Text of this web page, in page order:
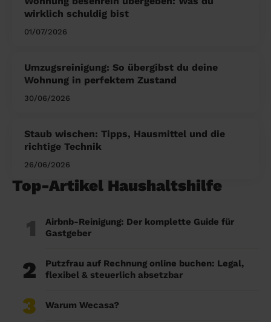
wirklich schuldig bist
01/07/2026
Umzugsreinigung: So übergibst du deine
Wohnung in perfektem Zustand
30/06/2026
Staub wischen: Tipps, Hausmittel und die
richtige Technik
26/06/2026
Top-Artikel Haushaltshilfe
1
Airbnb-Reinigung: Der komplette Guide für
Gastgeber
2
Putzfrau auf Rechnung online buchen: Legal,
flexibel & steuerlich absetzbar
3 Warum Wecasa?